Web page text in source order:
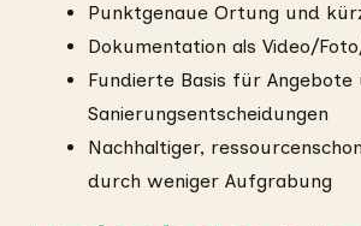
Punktgenaue Ortung und
Dokumentation als Video/
Fundierte Basis für Angebote
Sanierungsentscheidungen
Nachhaltiger,
durch weniger Aufgrabung